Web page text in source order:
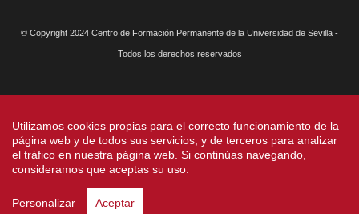
© Copyright 2024 Centro de Formación Permanente de la Universidad de Sevilla -
Todos los derechos reservados
Utilizamos cookies propias para el correcto funcionamiento de la
página web y de todos sus servicios, y de terceros para analizar
el tráfico en nuestra página web. Si continúas navegando,
consideramos que aceptas su uso.
Personalizar Aceptar